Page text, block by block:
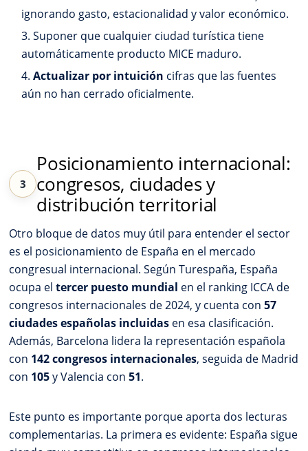
ignorando gasto, estacionalidad y valor económico.
Suponer que cualquier ciudad turística tiene
automáticamente producto MICE maduro.
Actualizar por intuición cifras que las fuentes
aún no han cerrado oficialmente.
Posicionamiento internacional:
congresos, ciudades y
distribución territorial
Otro bloque de datos muy útil para entender el sector
es el posicionamiento de España en el mercado
congresual internacional. Según Turespaña, España
ocupa eltercer puesto mundial en el ranking ICCA de
congresos internacionales de 2024, y cuenta con57
ciudades españolas incluidas en esa clasificación.
Además, Barcelona lidera la representación española
con 142 congresos internacionales, seguida de Madrid
con 105y Valencia con51.
Este punto es importante porque aporta dos lecturas
complementarias. La primera es evidente: España sigue